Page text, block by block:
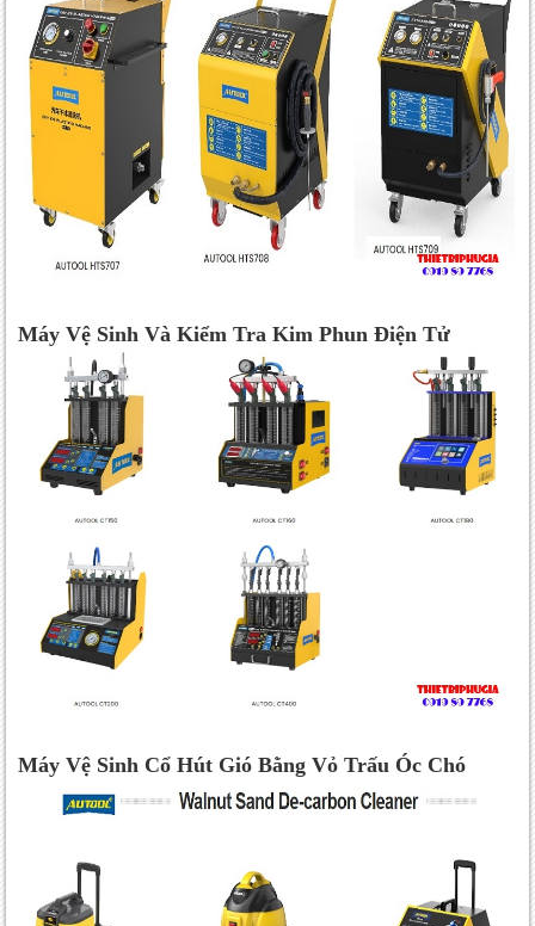
Máy Vệ Sinh Và Kiểm Tra Kim Phun Điện Tử
Máy Vệ Sinh Cổ Hút Gió Bằng Vỏ Trấu Óc Chó